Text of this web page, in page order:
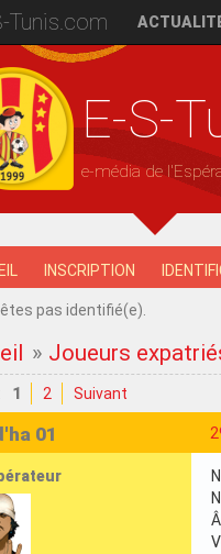
Tunis.com
E-S-
e-média de
INSCRIPTION
pas identifié(e).
» Joueurs
1 2 Suivant
01